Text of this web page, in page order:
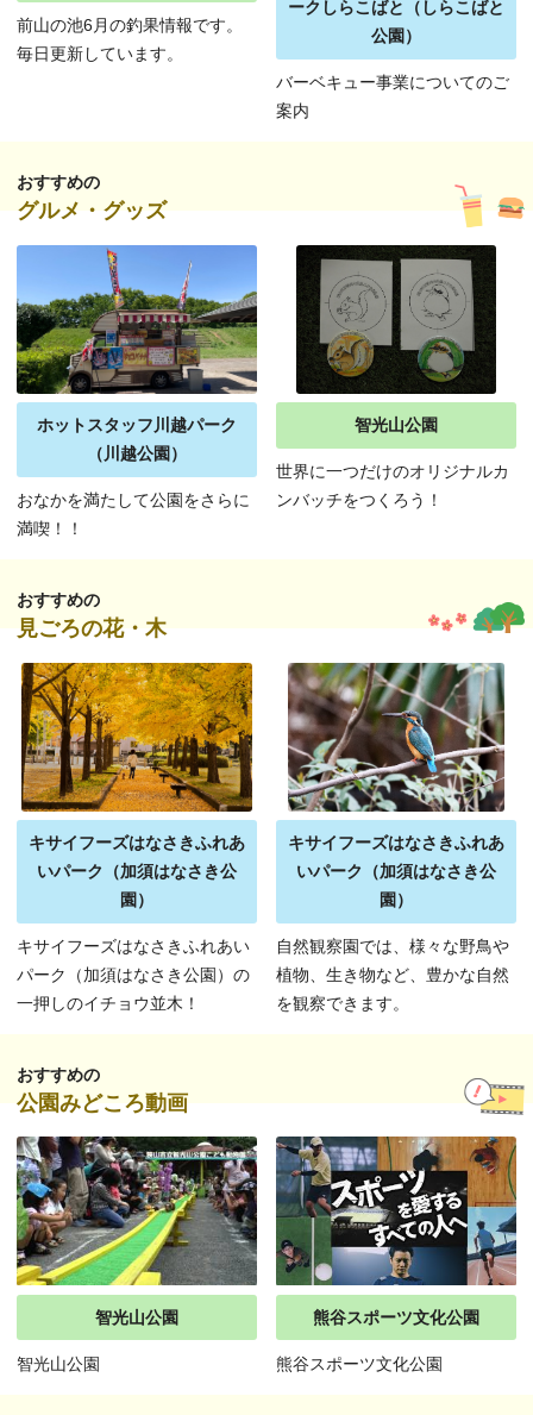
前山の池6月の釣果情報です。
毎日更新しています。
ークしらこばと（しらこばと
公園）
バーベキュー事業についてのご
案内
おすすめの
グルメ・グッズ
ホットスタッフ川越パーク
（川越公園）
おなかを満たして公園をさらに
満喫！！
智光山公園
世界に一つだけのオリジナルカ
ンバッチをつくろう！
おすすめの
見ごろの花・木
キサイフーズはなさきふれあ
いパーク（加須はなさき公
園）
キサイフーズはなさきふれあい
パーク（加須はなさき公園）の
一押しのイチョウ並木！
キサイフーズはなさきふれあ
いパーク（加須はなさき公
園）
自然観察園では、様々な野鳥や
植物、生き物など、豊かな自然
を観察できます。
おすすめの
公園みどころ動画
智光山公園
智光山公園
熊谷スポーツ文化公園
熊谷スポーツ文化公園